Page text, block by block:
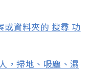
資料夾的 搜尋 功
，掃地、吸塵、濕